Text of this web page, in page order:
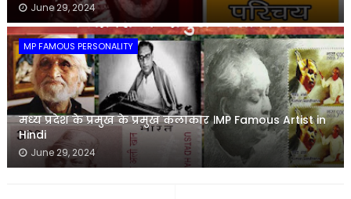
June 29, 2024
MP FAMOUS PERSONALITY
मध्य प्रदेश के प्रमुख के प्रमुख कलाकार ।MP Famous Artist in
Hindi
June 29, 2024